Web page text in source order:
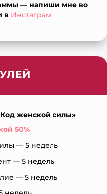
— напиши мне во
в Инстаграм
женской силы»
50%
— 5 недель
— 5 недель
— 5 недель